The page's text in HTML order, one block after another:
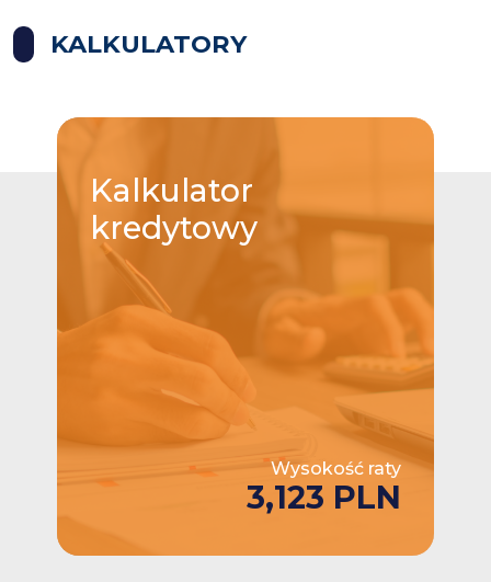
KALKULATORY
Kalkulator
kredytowy
Wysokość raty
3,123 PLN